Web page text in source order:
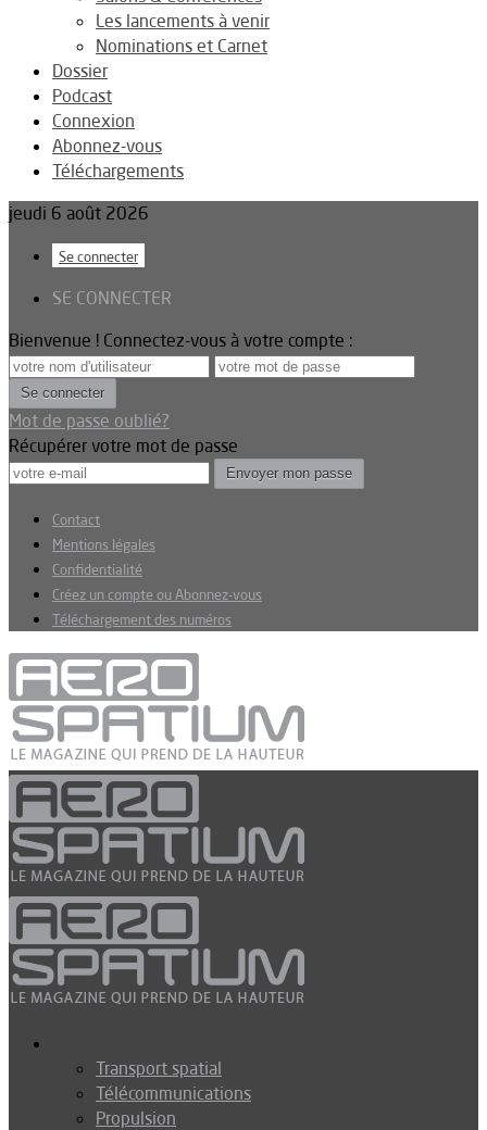
Les lancements à venir
Nominations et Carnet
Dossier
Podcast
Connexion
Abonnez-vous
Téléchargements
jeudi 6 août 2026
Se connecter
SE CONNECTER
Bienvenue ! Connectez-vous à votre compte :
Mot de passe oublié?
Récupérer votre mot de passe
Contact
Mentions légales
Confidentialité
Créez un compte ou Abonnez-vous
Téléchargement des numéros
Transport spatial
Télécommunications
Propulsion